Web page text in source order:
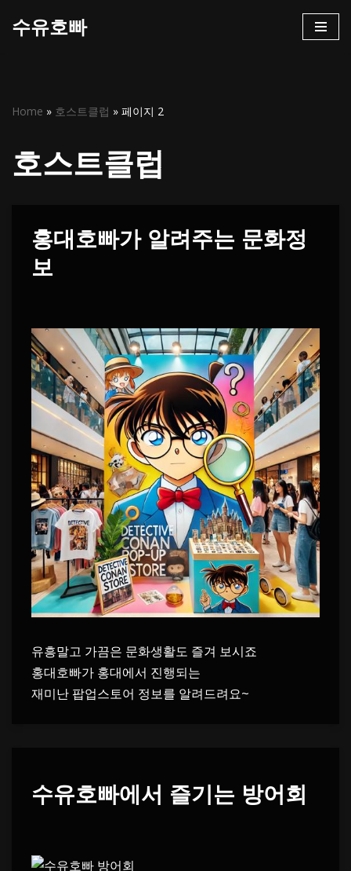
로
너
뛰
수유호빠
Home » 호스트클럽 » 페이지 2
호스트클럽
홍대호빠가 알려주는 문화정
보
유흥말고 가끔은 문화생활도 즐겨 보시죠
홍대호빠가 홍대에서 진행되는
재미난 팝업스토어 정보를 알려드려요~
수유호빠에서 즐기는 방어회